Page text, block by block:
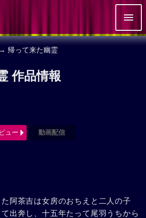
→ 帰って来た幽霊
作品情報
ュー 動画配信
阿茶吉は女房のおちえと二人の子
出奔し、十五年たって尾羽うちから